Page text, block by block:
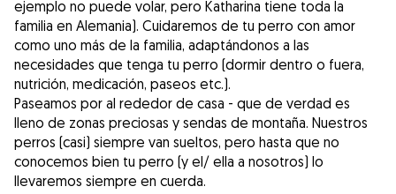
ejemplo no puede volar, pero Katharina tiene toda la
familia en Alemania). Cuidaremos de tu perro con amor
como uno más de la familia, adaptándonos a las
necesidades que tenga tu perro (dormir dentro o fuera,
nutrición, medicación, paseos etc.).
Paseamos por al rededor de casa - que de verdad es
lleno de zonas preciosas y sendas de montaña. Nuestros
perros (casi) siempre van sueltos, pero hasta que no
conocemos bien tu perro (y el/ ella a nosotros) lo
llevaremos siempre en cuerda.